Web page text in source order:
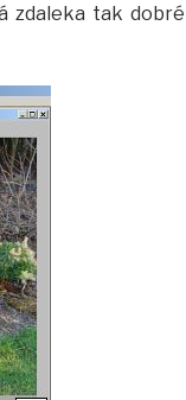
zdaleka tak dobré